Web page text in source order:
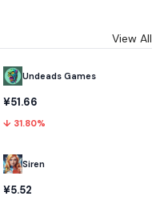
View All
Undeads Games
¥51.66
↓ 31.80%
Siren
¥5.52